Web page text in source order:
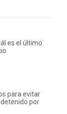
es el último
para evitar
por